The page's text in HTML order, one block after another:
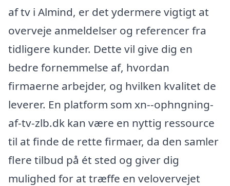
af tv i Almind, er det ydermere vigtigt at
overveje anmeldelser og referencer fra
tidligere kunder. Dette vil give dig en
bedre fornemmelse af, hvordan
firmaerne arbejder, og hvilken kvalitet de
leverer. En platform som xn--ophngning-
af-tv-zlb.dk kan være en nyttig ressource
til at finde de rette firmaer, da den samler
flere tilbud på ét sted og giver dig
mulighed for at træffe en velovervejet